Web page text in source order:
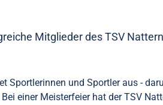
Mitglieder des TSV
Sportlerinnen und Sportler aus -
einer Meisterfeier hat der TSV